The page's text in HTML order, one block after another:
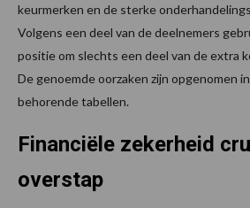
keurmerken en de sterke
Volgens een deel van de deelnemers
positie om slechts een deel van de extra
De genoemde oorzaken zijn opgenomen
behorende tabellen.
Financiële zekerheid
overstap